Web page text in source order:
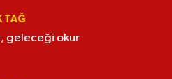
TAĞ
geleceği okur